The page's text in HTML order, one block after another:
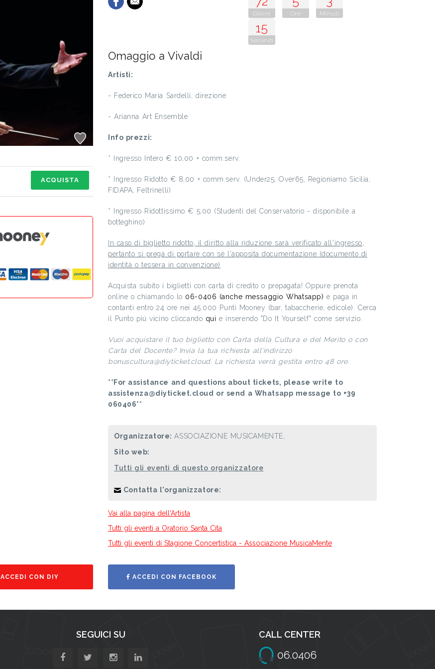
ACQUISTA
Giorni Ore Minuti
14
Secondi
Omaggio a Vivaldi
Artisti:
- Federico Maria Sardelli, direzione
- Arianna Art Ensemble
Info prezzi:
* Ingresso Intero € 10,00 + comm.serv.
* Ingresso Ridotto € 8,00 + comm.serv. (Under25, Over65, Regioniamo Sicilia,
FIDAPA, Feltrinelli)
* Ingresso Ridottissimo € 5,00 (Studenti del Conservatorio - disponibile a
botteghino)
In caso di biglietto ridotto, il diritto alla riduzione sarà verificato all'ingresso,
pertanto si prega di portare con sé l'apposita documentazione (documento di
identità o tessera in convenzione)
Acquista subito i biglietti con carta di credito o prepagata! Oppure prenota
online o chiamando lo 06-0406 (anche messaggio Whatsapp) e paga in
contanti entro 24 ore nei 45.000 Punti Mooney (bar, tabaccherie, edicole). Cerca
il Punto più vicino cliccando qui e inserendo "Do It Yourself" come servizio.
Vuoi acquistare il tuo biglietto con Carta della Cultura e del Merito o con
Carta del Docente? Invia la tua richiesta all'indirizzo
bonuscultura@diyticket.cloud. La richiesta verrà gestita entro 48 ore.
**For assistance and questions about tickets, please write to
assistenza@diyticket.cloud or send a Whatsapp message to +39
060406**
Organizzatore:ASSOCIAZIONE MUSICAMENTE,
Sito web:
Tutti gli eventi di questo organizzatore
Contatta l'organizzatore:
Vai alla pagina dell'Artista
Tutti gli eventi a Oratorio Santa Cita
Tutti gli eventi di Stagione Concertistica - Associazione MusicaMente
ACCEDI CON DIY ACCEDI CON FACEBOOK
SEGUICI SU CALL CENTER